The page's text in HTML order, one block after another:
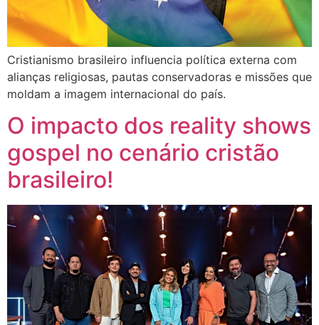
Cristianismo brasileiro influencia política externa com
alianças religiosas, pautas conservadoras e missões que
moldam a imagem internacional do país.
O impacto dos reality shows
gospel no cenário cristão
brasileiro!